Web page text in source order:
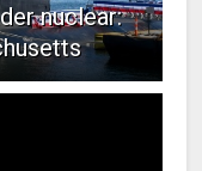
nuclear: